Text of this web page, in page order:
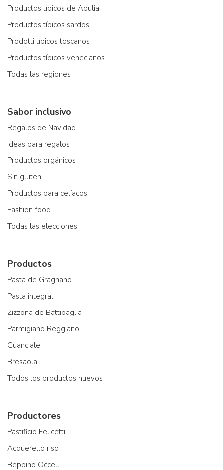
Productos típicos de Apulia
Productos típicos sardos
Prodotti típicos toscanos
Productos típicos venecianos
Todas las regiones
Sabor inclusivo
Regalos de Navidad
Ideas para regalos
Productos orgánicos
Sin gluten
Productos para celíacos
Fashion food
Todas las elecciones
Productos
Pasta de Gragnano
Pasta integral
Zizzona de Battipaglia
Parmigiano Reggiano
Guanciale
Bresaola
Todos los productos nuevos
Productores
Pastificio Felicetti
Acquerello riso
Beppino Occelli